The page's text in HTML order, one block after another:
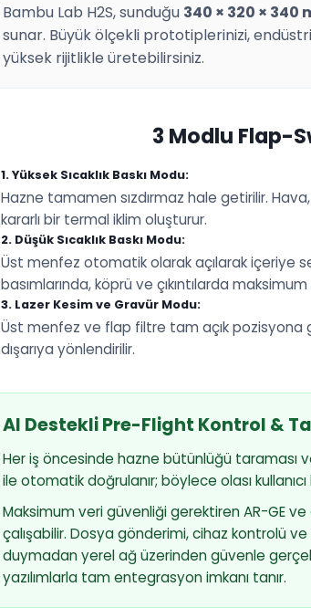
Bambu Lab H2S, sunduğu 340 × 320 × 340
sunar. Büyük ölçekli prototiplerinizi,
yüksek rijitlikle üretebilirsiniz.
3 Modlu Flap-
1. Yüksek Sıcaklık Baskı Modu:
Hazne tamamen sızdırmaz hale getirilir.
kararlı bir termal iklim oluşturur.
2. Düşük Sıcaklık Baskı Modu:
Üst menfez otomatik olarak açılarak içeriye
basımlarında, köprü ve çıkıntılarda
3. Lazer Kesim ve Gravür Modu:
Üst menfez ve flap filtre tam açık pozisyona
dışarıya yönlendirilir.
AI Destekli Pre-Flight Kontrol &
Her iş öncesinde hazne bütünlüğü taraması
ile otomatik doğrulanır; böylece olası
Maksimum veri güvenliği gerektiren AR-GE
çalışabilir. Dosya gönderimi, cihaz kontrolü
duymadan yerel ağ üzerinden güvenle
yazılımlarla tam entegrasyon imkanı tanır.